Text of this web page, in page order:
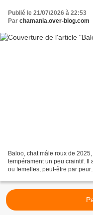
Publié le 21/07/2026 à 22:53
Par chamania.over-blog.com
Baloo, chat mâle roux de
tempérament un peu craintif. Il
ou femelles, peut-être par